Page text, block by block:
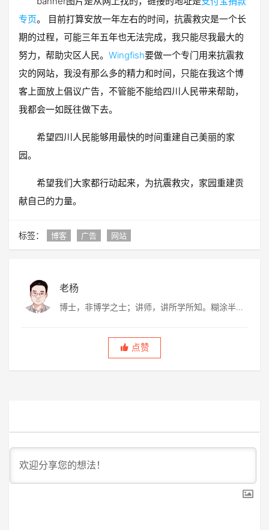
专页。 目前打算安放一年左右的时间，抗震救灾是一个长
期的过程，可能三年五年也无法完成，我只能尽我最大的
努力，帮助灾区人民。 Wingfish要做一个专门用来抗震救
灾的网站，我没有那么多的精力和时间，只能在我这个博
客上面放上倡议广告，不管能不能给四川人民带来帮助，
我都会一如既往做下去。
希望四川人民能够用最快的时间重建自己美丽的家
园。
希望我们大家都行动起来，为抗震救灾，家园重建贡
献自己的力量。
标签： 博客 广告 网站
老杨
博士，非博学之士；讲师，讲所学所知。糊涂半
点赞